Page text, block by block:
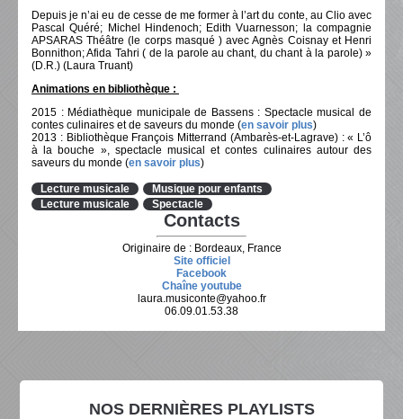
NOS DERNIÈRES PLAYLISTS
Depuis je n’ai eu de cesse de me former à l’art du conte, au Clio avec
Pascal Quéré; Michel Hindenoch; Edith Vuarnesson; la compagnie
APSARAS Théâtre (le corps masqué ) avec Agnès Coisnay et Henri
Bonnithon; Afida Tahri ( de la parole au chant, du chant à la parole) »
(D.R.) (Laura Truant)
Animations en bibliothèque :
2015 : Médiathèque municipale de Bassens : Spectacle musical de
contes culinaires et de saveurs du monde (en savoir plus)
2013 : Bibliothèque François Mitterrand (Ambarès-et-Lagrave) : « L’ô
à la bouche », spectacle musical et contes culinaires autour des
saveurs du monde (en savoir plus)
Lecture musicale
Musique pour enfants
Lecture musicale
Spectacle
Contacts
Originaire de : Bordeaux, France
Site officiel
Facebook
Chaîne youtube
laura.musiconte@yahoo.fr
06.09.01.53.38